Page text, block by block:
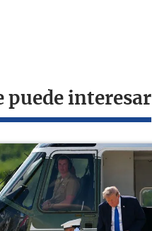
puede interesar